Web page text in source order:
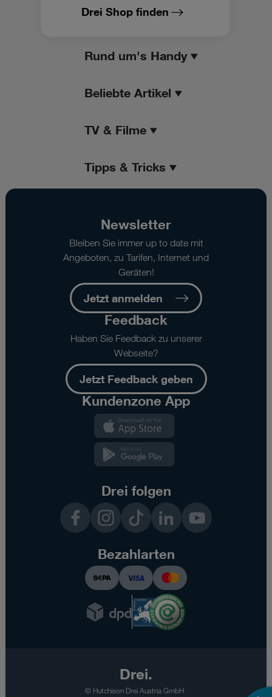
Drei Shop finden
Rund um's Handy
Beliebte Artikel
TV & Filme
Tipps & Tricks
Newsletter
Bleiben Sie immer up to date mit
Angeboten, zu Tarifen, Internet und
Geräten!
Jetzt anmelden
Feedback
Haben Sie Feedback zu unserer
Webseite?
Jetzt Feedback geben
Kundenzone App
Drei folgen
InstagramTikTok LinkedInYouTube
Bezahlarten
Drei.
© Hutchison Drei Austria GmbH